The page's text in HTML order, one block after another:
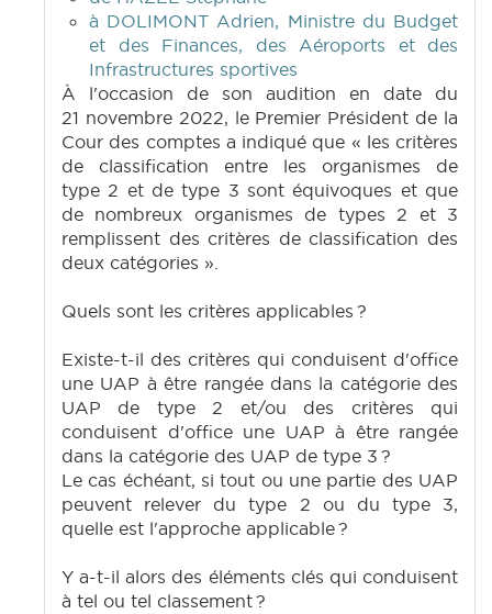
à DOLIMONT Adrien, Ministre du Budget
et des Finances, des Aéroports et des
Infrastructures sportives
À l'occasion de son audition en date du
21 novembre 2022, le Premier Président de la
Cour des comptes a indiqué que « les critères
de classification entre les organismes de
type 2 et de type 3 sont équivoques et que
de nombreux organismes de types 2 et 3
remplissent des critères de classification des
deux catégories ».
Quels sont les critères applicables ?
Existe-t-il des critères qui conduisent d'office
une UAP à être rangée dans la catégorie des
UAP de type 2 et/ou des critères qui
conduisent d'office une UAP à être rangée
dans la catégorie des UAP de type 3 ?
Le cas échéant, si tout ou une partie des UAP
peuvent relever du type 2 ou du type 3,
quelle est l'approche applicable ?
Y a-t-il alors des éléments clés qui conduisent
à tel ou tel classement ?